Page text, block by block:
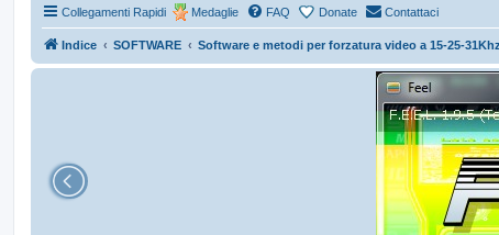
Collegamenti Rapidi Medaglie FAQ Donate Contattaci
Indice SOFTWARE Software e metodi per forzatura video a 15-25-31Khz